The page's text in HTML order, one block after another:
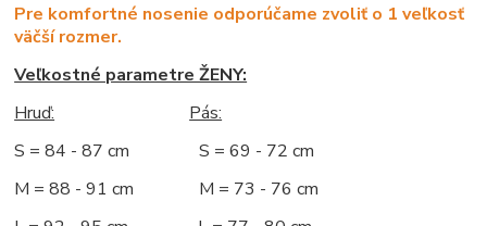
Pre komfortné nosenie odporúčame zvoliť o 1 veľkosť
väčší rozmer.
Veľkostné parametre ŽENY:
Hruď:
Pás:
S = 84 - 87 cm S = 69 - 72 cm
M = 88 - 91 cm M = 73 - 76 cm